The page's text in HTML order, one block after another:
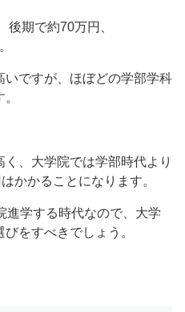
後期で約70万円、
ですが、ほぼどの学部学科
、大学院では学部時代より
かかることになります。
進学する時代なので、大学
をすべきでしょう。